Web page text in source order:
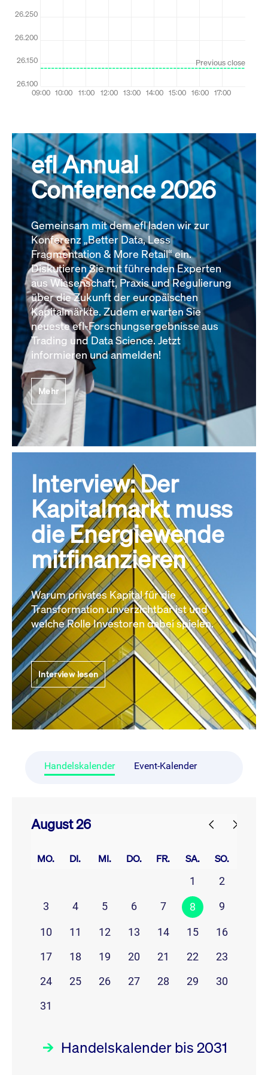
efl Annual
Conference 2026
Gemeinsam mit dem efl laden wir zur
Konferenz „Better Data, Less
Fragmentation & More Retail“ ein.
Diskutieren Sie mit führenden Experten
aus Wissenschaft, Praxis und Regulierung
über die Zukunft der europäischen
Kapitalmärkte. Zudem erwarten Sie
neueste efl-Forschungsergebnisse aus
Trading und Data Science. Jetzt
informieren und anmelden!
Mehr
Interview: Der
Kapitalmarkt muss
die Energiewende
mitfinanzieren
Warum privates Kapital für die
Transformation unverzichtbar ist und
welche Rolle Investoren dabei spielen.
Interview lesen
Handelskalender Event-Kalender
August 26
MO. DI. MI. DO. FR. SA. SO.
1
2
3
4 5 6 7 8 9
10 11 12 13 14 15
16
17
18 19 20 21 22
23
24
25 26 27 28 29
30
31
Handelskalender bis 2031